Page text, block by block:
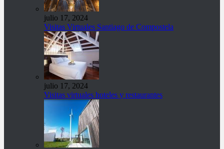
julio 17, 2024
Visitas Virtuales Santiago de Compostela
julio 17, 2024
Visitas virtuales hoteles y restaurantes